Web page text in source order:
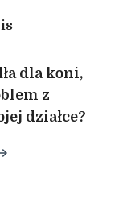
dla koni,
z
działce?